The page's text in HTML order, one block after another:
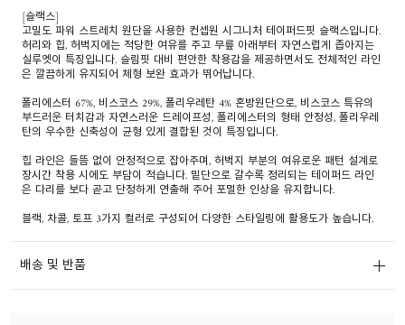
[슬랙스]
고밀도 파워 스트레치 원단을 사용한 컨셉원 시그니처 테이퍼드핏 슬랙스입니다.
허리와 힙, 허벅지에는 적당한 여유를 주고 무릎 아래부터 자연스럽게 좁아지는
실루엣이 특징입니다. 슬림핏 대비 편안한 착용감을 제공하면서도 전체적인 라인
은 깔끔하게 유지되어 체형 보완 효과가 뛰어납니다.
폴리에스터 67%, 비스코스 29%, 폴리우레탄 4% 혼방원단으로, 비스코스 특유의
부드러운 터치감과 자연스러운 드레이프성, 폴리에스터의 형태 안정성, 폴리우레
탄의 우수한 신축성이 균형 있게 결합된 것이 특징입니다.
힙 라인은 들뜸 없이 안정적으로 잡아주며, 허벅지 부분의 여유로운 패턴 설계로
장시간 착용 시에도 부담이 적습니다. 밑단으로 갈수록 정리되는 테이퍼드 라인
은 다리를 보다 곧고 단정하게 연출해 주어 포멀한 인상을 유지합니다.
블랙, 차콜, 토프 3가지 컬러로 구성되어 다양한 스타일링에 활용도가 높습니다.
배송 및 반품